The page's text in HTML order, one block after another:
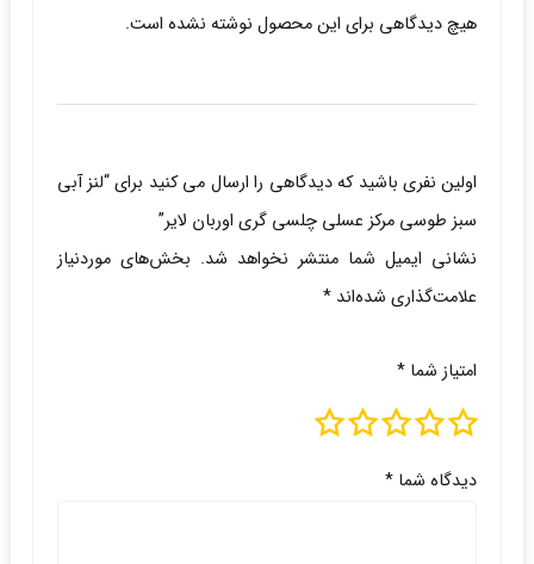
هیچ دیدگاهی برای این محصول نوشته نشده است.
اولین نفری باشید که دیدگاهی را ارسال می کنید برای “لنز آبی
سبز طوسی مرکز عسلی چلسی گری اوربان لایر”
نشانی ایمیل شما منتشر نخواهد شد. بخش‌های موردنیاز
علامت‌گذاری شده‌اند *
امتیاز شما *
دیدگاه شما *